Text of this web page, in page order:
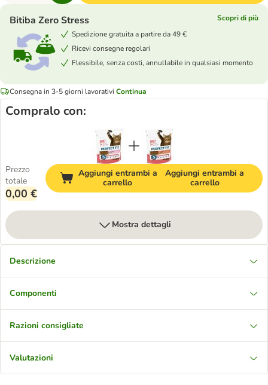
Bitiba Zero Stress
Scopri di più
Spedizione gratuita a partire da 49 €
Ricevi consegne regolari
Flessibile, senza costi, annullabile in qualsiasi momento
Consegna in 3-5 giorni lavorativi Continua
Compralo con:
Prezzo
totale
0,00 €
Aggiungi entrambi a
carrello
Aggiungi entrambi a
carrello
Mostra dettagli
Descrizione
Componenti
Razioni consigliate
Valutazioni